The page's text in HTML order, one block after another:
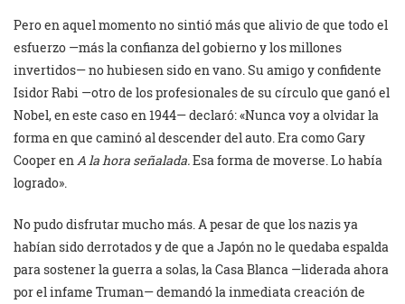
Pero en aquel momento no sintió más que alivio de que todo el
esfuerzo —más la confianza del gobierno y los millones
invertidos— no hubiesen sido en vano. Su amigo y confidente
Isidor Rabi —otro de los profesionales de su círculo que ganó el
Nobel, en este caso en 1944— declaró: «Nunca voy a olvidar la
forma en que caminó al descender del auto. Era como Gary
Cooper en A la hora señalada.Esa forma de moverse. Lo había
logrado».
No pudo disfrutar mucho más. A pesar de que los nazis ya
habían sido derrotados y de que a Japón no le quedaba espalda
para sostener la guerra a solas, la Casa Blanca —liderada ahora
por el infame Truman— demandó la inmediata creación de